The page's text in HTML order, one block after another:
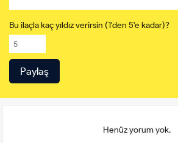
Bu ilaçla kaç yıldız verirsin (1'den 5'e kadar)?
Henüz yorum yok.